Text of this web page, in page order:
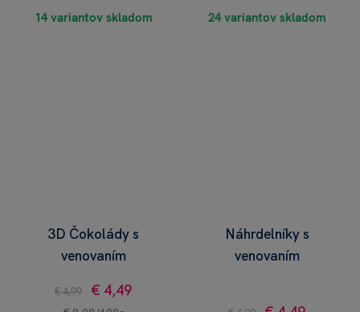
14 variantov skladom 24 variantov skladom
3D Čokolády s
venovaním
€ 4,99 € 4,49
Náhrdelníky s
venovaním